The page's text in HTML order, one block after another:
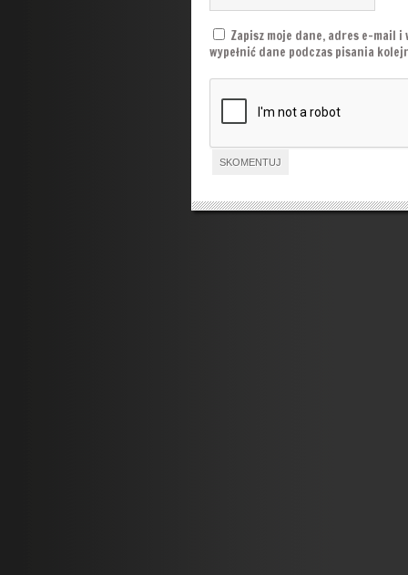
Zapisz moje dane, adres e-mail
wypełnić dane podczas pisania